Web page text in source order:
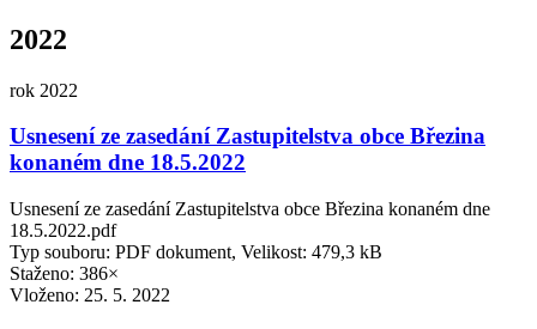
2022
rok 2022
Usnesení ze zasedání Zastupitelstva obce Březina
konaném dne 18.5.2022
Usnesení ze zasedání Zastupitelstva obce Březina konaném dne
18.5.2022.pdf
Typ souboru: PDF dokument, Velikost: 479,3 kB
Staženo: 386×
Vloženo: 25. 5. 2022